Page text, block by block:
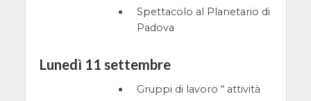
Spettacolo al Planetario di
Padova
Lunedì 11 settembre
Gruppi di lavoro “ attività